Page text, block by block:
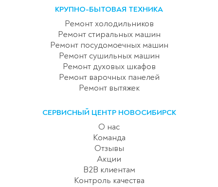
КРУПНО-БЫТОВАЯ ТЕХНИКА
Ремонт холодильников
Ремонт стиральных машин
Ремонт посудомоечных машин
Ремонт сушильных машин
Ремонт духовых шкафов
Ремонт варочных панелей
Ремонт вытяжек
СЕРВИСНЫЙ ЦЕНТР НОВОСИБИРСК
О нас
Команда
Отзывы
Акции
B2B клиентам
Контроль качества